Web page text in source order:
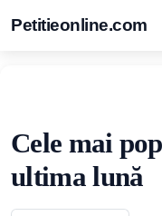
Petitieonline.com
Cele mai
ultima lună